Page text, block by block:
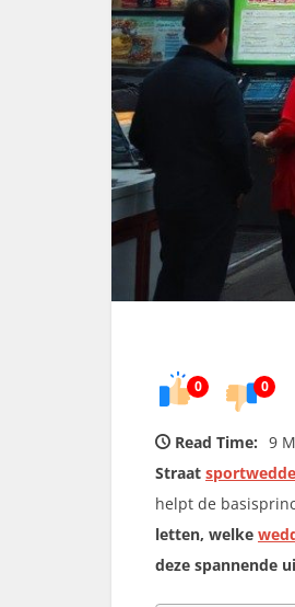
0 0
Read Time: 9
Straat
helpt de
letten, welke
deze spannende